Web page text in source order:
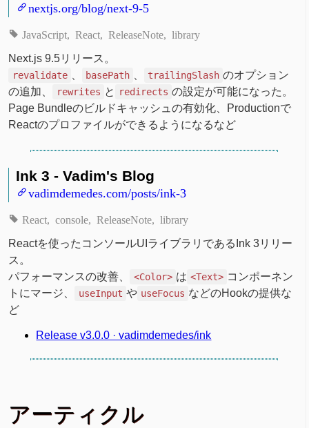
nextjs.org/blog/next-9-5
JavaScript React ReleaseNote library
Next.js 9.5リリース。
revalidate basePath trailingSlash のオプション
の追加、
rewrites と redirects の設定が可能になった。
Page Bundleのビルドキャッシュの有効化、Productionで
Reactのプロファイルができるようになるなど
Ink 3 - Vadim's Blog
vadimdemedes.com/posts/ink-3
React console ReleaseNote library
Reactを使ったコンソールUIライブラリであるInk 3リリー
ス。
パフォーマンスの改善、
<Color> は <Text> コンポーネン
トにマージ、
useInput や useFocus などのHookの提供な
ど
Release v3.0.0 · vadimdemedes/ink
アーティクル